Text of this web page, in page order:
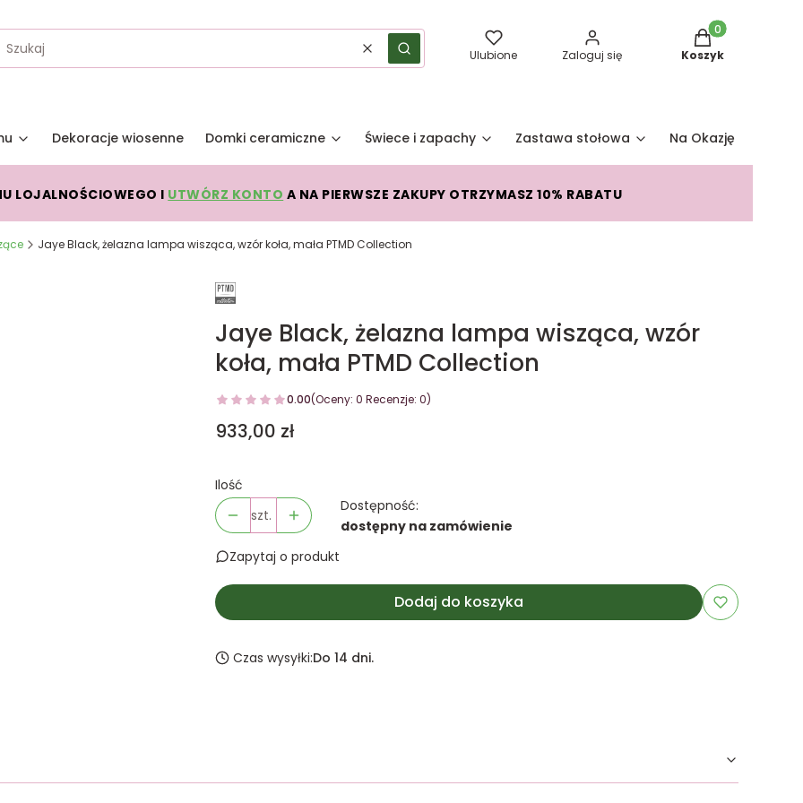
WyczyśćSzukaj Ulubione Zaloguj się
Produkty w
Koszyk
Dekoracje wiosenne Domki ceramiczne Świece i zapachy Zastawa stołowa Na Okazję
LOJALNOŚCIOWEGO I UTWÓRZ KONTO A NA PIERWSZE ZAKUPY OTRZYMASZ 10% RABATU
Jaye Black, żelazna lampa wisząca, wzór koła, mała PTMD Collection
Jaye Black, żelazna lampa wisząca, wzór
koła, mała PTMD Collection
0.00(Oceny: 0 Recenzje: 0)
Cena
933,00 zł
Ilość
szt.
Dostępność:
dostępny na zamówienie
Zapytaj o produkt
Dodaj do koszyka
Czas wysyłki:Do 14 dni.